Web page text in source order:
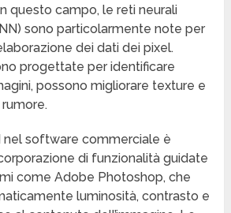
questo campo, le reti neurali
sono particolarmente note per
dei dati dei pixel.
progettate per identificare
possono migliorare texture e
nel software commerciale è
di funzionalità guidate
come Adobe Photoshop, che
luminosità, contrasto e